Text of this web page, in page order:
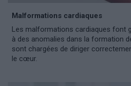
Malformations cardiaques
Les malformations cardiaques font
à des anomalies dans la formation
sont chargées de diriger
le cœur.